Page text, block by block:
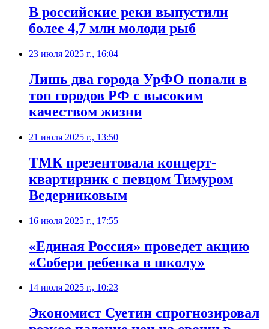
В российские реки выпустили
более 4,7 млн молоди рыб
23 июля 2025 г., 16:04
Лишь два города УрФО попали в
топ городов РФ с высоким
качеством жизни
21 июля 2025 г., 13:50
ТМК презентовала концерт-
квартирник с певцом Тимуром
Ведерниковым
16 июля 2025 г., 17:55
«Единая Россия» проведет акцию
«Собери ребенка в школу»
14 июля 2025 г., 10:23
Экономист Суетин спрогнозировал